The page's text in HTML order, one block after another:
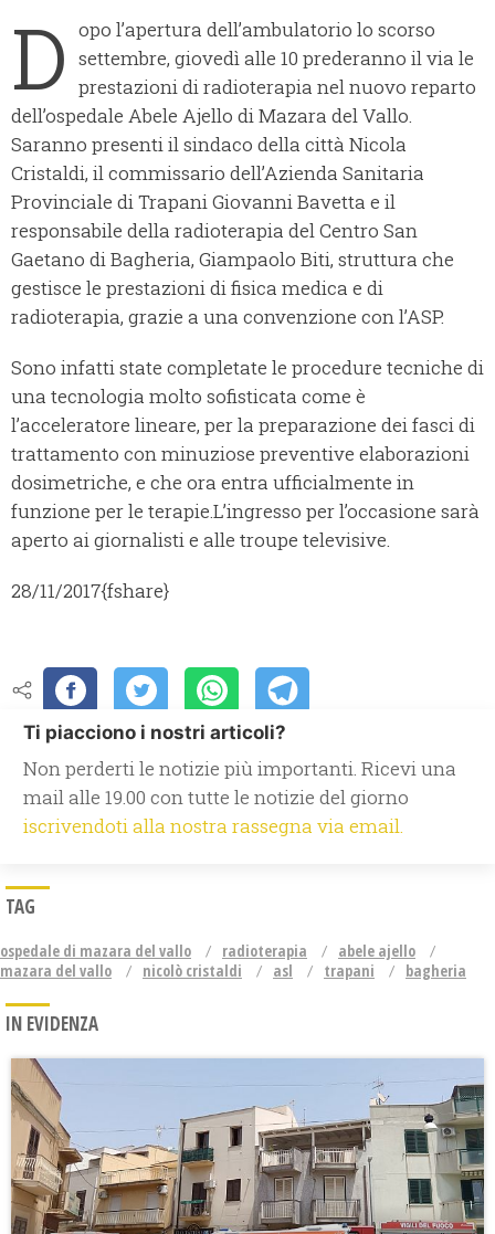
D opo l’apertura dell’ambulatorio lo scorso
settembre, giovedì alle 10 prederanno il via le
prestazioni di radioterapia nel nuovo reparto
dell’ospedale Abele Ajello di Mazara del Vallo.
Saranno presenti il sindaco della città Nicola
Cristaldi, il commissario dell’Azienda Sanitaria
Provinciale di Trapani Giovanni Bavetta e il
responsabile della radioterapia del Centro San
Gaetano di Bagheria, Giampaolo Biti, struttura che
gestisce le prestazioni di fisica medica e di
radioterapia, grazie a una convenzione con l’ASP.
Sono infatti state completate le procedure tecniche di
una tecnologia molto sofisticata come è
l’acceleratore lineare, per la preparazione dei fasci di
trattamento con minuziose preventive elaborazioni
dosimetriche, e che ora entra ufficialmente in
funzione per le terapie.L’ingresso per l’occasione sarà
aperto ai giornalisti e alle troupe televisive.
28/11/2017{fshare}
Ti piacciono i nostri articoli?
Non perderti le notizie più importanti. Ricevi una
mail alle 19.00 con tutte le notizie del giorno
iscrivendoti alla nostra rassegna via email.
TAG
ospedale di mazara del vallo radioterapia
abele ajello
mazara del vallo
nicolò cristaldi asl trapani bagheria
IN EVIDENZA